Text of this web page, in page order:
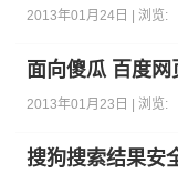
2013年01月24日 | 浏览:
面向傻瓜 百度
2013年01月23日 | 浏览:
搜狗搜索结果安